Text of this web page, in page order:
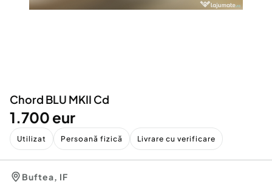
Chord BLU MKII Cd
1.700 eur
Utilizat Persoană fizică Livrare cu verificare
Buftea, IF